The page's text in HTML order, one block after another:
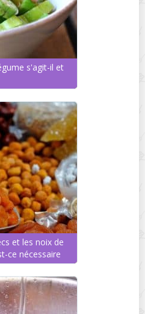
s'agit-il et
et les noix de
ce nécessaire